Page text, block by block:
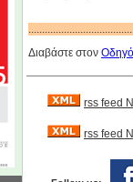
Διαβάστε στον
rss feed
rss feed